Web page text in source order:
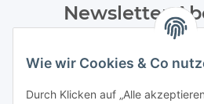
Wie wir Cookies & Co
Durch Klicken auf „Alle
Newsletter
Bitte senden Sie mir
Datenschutzerklärungregelmäßig